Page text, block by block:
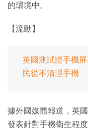
的環境中。
【流動】
英國測試證手機
民從不清理手機
據外國媒體報道，英
發表針對手機衛生程